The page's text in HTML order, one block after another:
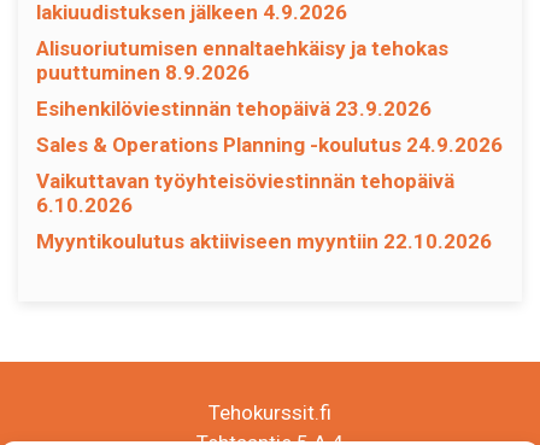
lakiuudistuksen jälkeen 4.9.2026
Alisuoriutumisen ennaltaehkäisy ja tehokas
puuttuminen 8.9.2026
Esihenkilöviestinnän tehopäivä 23.9.2026
Sales & Operations Planning -koulutus 24.9.2026
Vaikuttavan työyhteisöviestinnän tehopäivä
6.10.2026
Myyntikoulutus aktiiviseen myyntiin 22.10.2026
Tehokurssit.fi